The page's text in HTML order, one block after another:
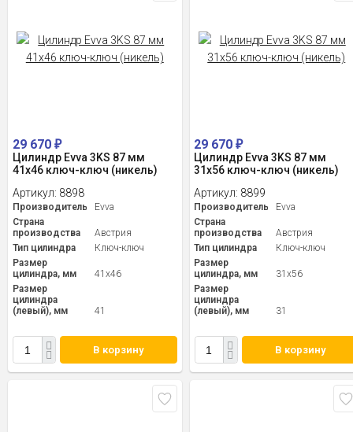
29 670 ₽
Цилиндр Evva 3KS 87 мм
41x46 ключ-ключ (никель)
Артикул: 8898
Производитель
Evva
Страна
производства
Австрия
Тип цилиндра
Ключ-ключ
Размер
цилиндра, мм
41x46
Размер
цилиндра
(левый), мм
41
В корзину
29 670₽
Цилиндр Evva 3KS 87 мм
31x56 ключ-ключ (никель)
Артикул: 8899
Производитель
Evva
Страна
производства
Австрия
Тип цилиндра
Ключ-ключ
Размер
цилиндра, мм
31x56
Размер
цилиндра
(левый), мм
31
В корзину